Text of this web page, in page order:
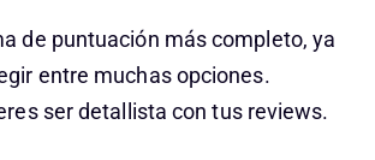
de puntuación más completo, ya
entre muchas opciones.
ser detallista con tus reviews.